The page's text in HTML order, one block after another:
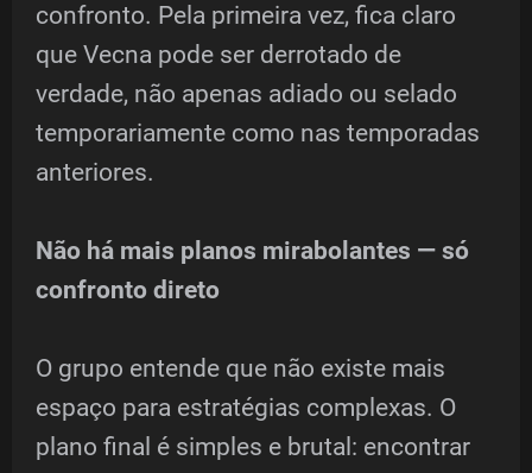
confronto. Pela primeira vez, fica claro
que Vecna pode ser derrotado de
verdade, não apenas adiado ou selado
temporariamente como nas temporadas
anteriores.
Não há mais planos mirabolantes — só
confronto direto
O grupo entende que não existe mais
espaço para estratégias complexas. O
plano final é simples e brutal: encontrar